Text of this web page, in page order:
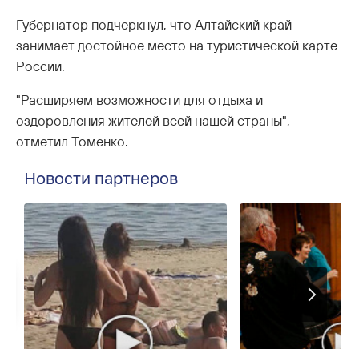
Губернатор подчеркнул, что Алтайский край
занимает достойное место на туристической карте
России.
"Расширяем возможности для отдыха и
оздоровления жителей всей нашей страны", -
отметил Томенко.
Новости партнеров